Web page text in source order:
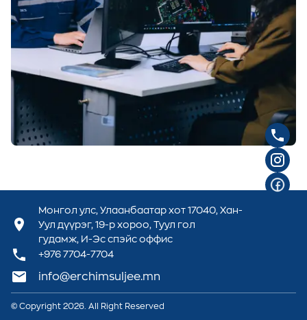
Монгол улс, Улаанбаатар хот 17040, Хан-
Уул дүүрэг, 19-р хороо, Туул гол
гудамж, И-Эс спэйс оффис
+976 7704-7704
info@erchimsuljee.mn
© Copyright 2026 . All Right Reserved